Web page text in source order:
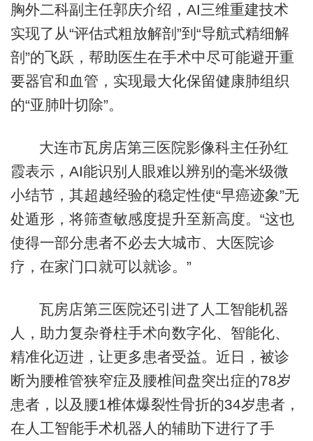
胸外二科副主任郭庆介绍，AI三维重建技术
实现了从“评估式粗放解剖”到“导航式精细解
剖”的飞跃，帮助医生在手术中尽可能避开重
要器官和血管，实现最大化保留健康肺组织
的“亚肺叶切除”。
大连市瓦房店第三医院影像科主任孙红
霞表示，AI能识别人眼难以辨别的毫米级微
小结节，其超越经验的稳定性使“早癌迹象”无
处遁形，将筛查敏感度提升至新高度。“这也
使得一部分患者不必去大城市、大医院诊
疗，在家门口就可以就诊。”
瓦房店第三医院还引进了人工智能机器
人，助力复杂脊柱手术向数字化、智能化、
精准化迈进，让更多患者受益。近日，被诊
断为腰椎管狭窄症及腰椎间盘突出症的78岁
患者，以及腰1椎体爆裂性骨折的34岁患者，
在人工智能手术机器人的辅助下进行了手